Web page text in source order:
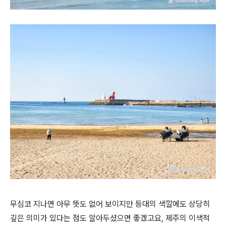
무심코 지나면 아무 뜻도 없어 보이지만 등대의 색깔에도 상당히
깊은 의미가 있다는 점도 알아두셨으면 좋겠고요, 제주의 이색적